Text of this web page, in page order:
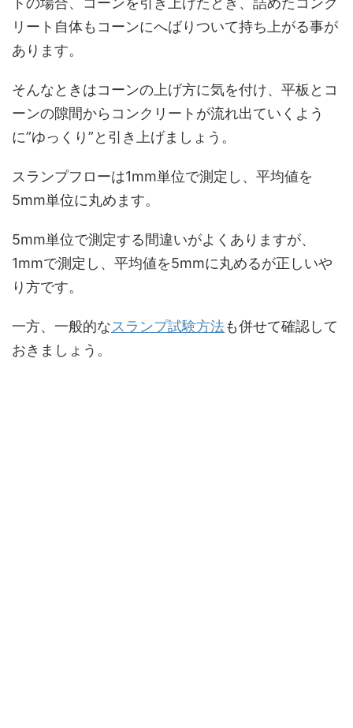
リート自体もコーンにへばりついて持ち上がる事が
あります。
そんなときはコーンの上げ方に気を付け、平板とコ
ーンの隙間からコンクリートが流れ出ていくよう
に”ゆっくり”と引き上げましょう。
スランプフローは1mm単位で測定し、平均値を
5mm単位に丸めます。
5mm単位で測定する間違いがよくありますが、
1mmで測定し、平均値を5mmに丸めるが正しいや
り方です。
一方、一般的なスランプ試験方法も併せて確認して
おきましょう。